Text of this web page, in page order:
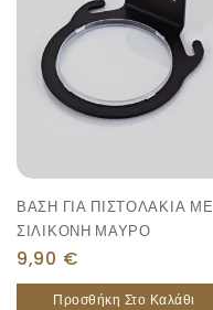
ΒΑΣΗ ΓΙΑ ΠΙΣΤΟΛΑΚΙΑ ΜΕ
ΣΙΛΙΚΟΝΗ ΜΑΥΡΟ
9,90 €
Προσθήκη Στο Καλάθι